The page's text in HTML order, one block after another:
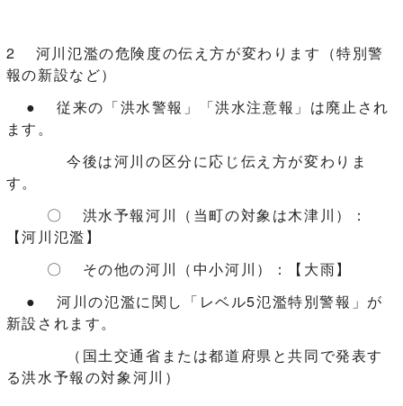
2 河川氾濫の危険度の伝え方が変わります（特別警
報の新設など）
● 従来の「洪水警報」「洪水注意報」は廃止され
ます。
今後は河川の区分に応じ伝え方が変わりま
す。
〇 洪水予報河川（当町の対象は木津川）：
【河川氾濫】
〇 その他の河川（中小河川）：【大雨】
● 河川の氾濫に関し「レベル5氾濫特別警報」が
新設されます。
（国土交通省または都道府県と共同で発表す
る洪水予報の対象河川）